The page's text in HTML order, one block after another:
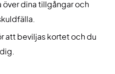
över dina tillgångar och
att beviljas kortet och du